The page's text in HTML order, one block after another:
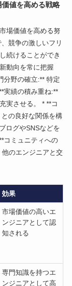
値を高める戦略
場価値を高める努
競争の激しいフリ
続けることができ
動向を常に把握
分野の確立:** 特定
実績の積み重ね:**
実させる。 * **コ
の良好な関係を構
ログやSNSなどを
コミュニティへの
のエンジニアと交
効果
市場価値の高いエ
ンジニアとして認
知される
専門知識を持つエ
ンジニアとして高